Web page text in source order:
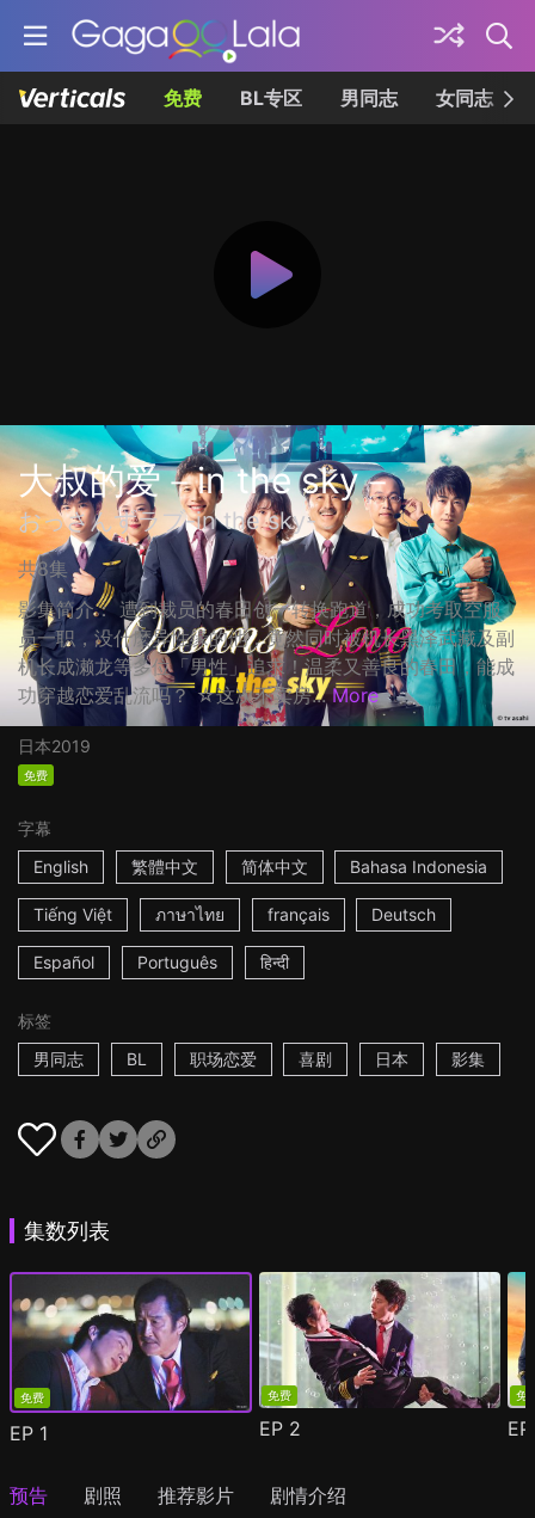
免费 BL专区 男同志 女同志
大叔的爱－in the sky－
おっさんずラブ-in the sky-
共8集
影集简介： 遭到裁员的春田创一转换跑道，成功考取空服
员一职，没什麽异性缘的他，竟然同时被机长黑泽武藏及副
机长成濑龙等多位「男性」追求！温柔又善良的春田，能成
功穿越恋爱乱流吗？ ☆这次不卖房... More
日本2019
免费
字幕
English
繁體中文 简体中文 Bahasa Indonesia
Tiếng Việt ภาษาไทย français Deutsch
Español Português हिन्दी
标签
男同志
BL 职场恋爱 喜剧 日本 影集
集数列表
免费
EP 1
免费
EP 2
免
预告 剧照 推荐影片 剧情介绍